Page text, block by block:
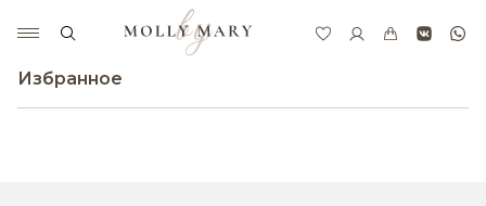
Избранное